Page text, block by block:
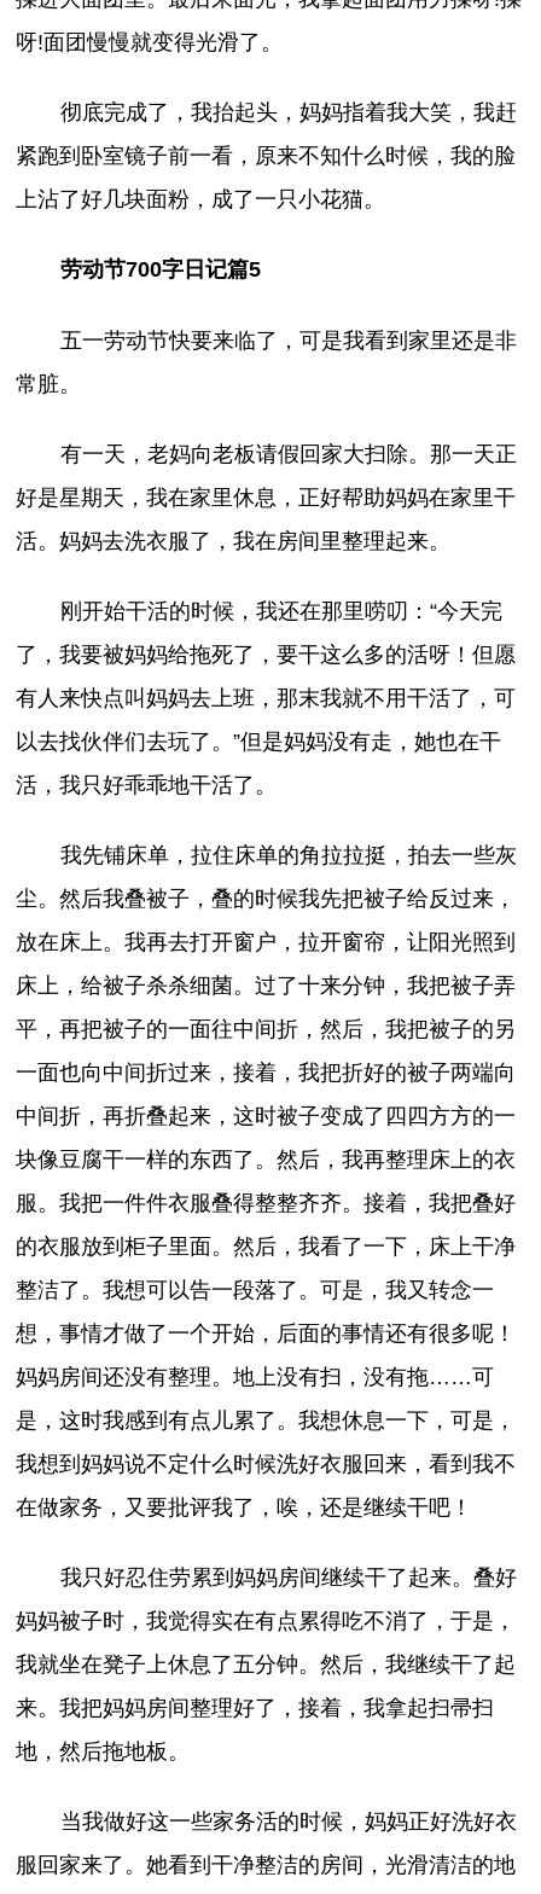
呀!面团慢慢就变得光滑了。
彻底完成了，我抬起头，妈妈指着我大笑，我赶
紧跑到卧室镜子前一看，原来不知什么时候，我的脸
上沾了好几块面粉，成了一只小花猫。
劳动节700字日记篇5
五一劳动节快要来临了，可是我看到家里还是非
常脏。
有一天，老妈向老板请假回家大扫除。那一天正
好是星期天，我在家里休息，正好帮助妈妈在家里干
活。妈妈去洗衣服了，我在房间里整理起来。
刚开始干活的时候，我还在那里唠叨：“今天完
了，我要被妈妈给拖死了，要干这么多的活呀！但愿
有人来快点叫妈妈去上班，那末我就不用干活了，可
以去找伙伴们去玩了。”但是妈妈没有走，她也在干
活，我只好乖乖地干活了。
我先铺床单，拉住床单的角拉拉挺，拍去一些灰
尘。然后我叠被子，叠的时候我先把被子给反过来，
放在床上。我再去打开窗户，拉开窗帘，让阳光照到
床上，给被子杀杀细菌。过了十来分钟，我把被子弄
平，再把被子的一面往中间折，然后，我把被子的另
一面也向中间折过来，接着，我把折好的被子两端向
中间折，再折叠起来，这时被子变成了四四方方的一
块像豆腐干一样的东西了。然后，我再整理床上的衣
服。我把一件件衣服叠得整整齐齐。接着，我把叠好
的衣服放到柜子里面。然后，我看了一下，床上干净
整洁了。我想可以告一段落了。可是，我又转念一
想，事情才做了一个开始，后面的事情还有很多呢！
妈妈房间还没有整理。地上没有扫，没有拖……可
是，这时我感到有点儿累了。我想休息一下，可是，
我想到妈妈说不定什么时候洗好衣服回来，看到我不
在做家务，又要批评我了，唉，还是继续干吧！
我只好忍住劳累到妈妈房间继续干了起来。叠好
妈妈被子时，我觉得实在有点累得吃不消了，于是，
我就坐在凳子上休息了五分钟。然后，我继续干了起
来。我把妈妈房间整理好了，接着，我拿起扫帚扫
地，然后拖地板。
当我做好这一些家务活的时候，妈妈正好洗好衣
服回家来了。她看到干净整洁的房间，光滑清洁的地